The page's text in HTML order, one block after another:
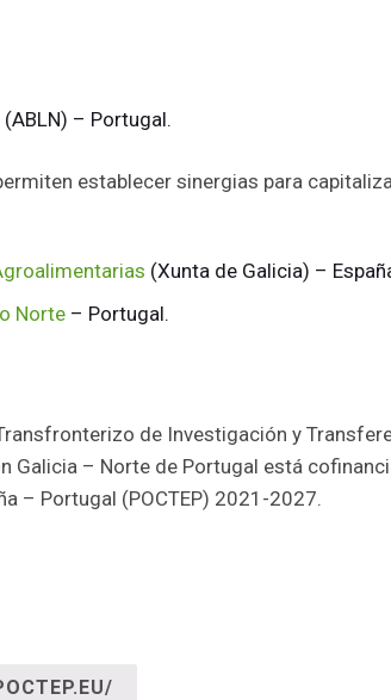
(ABLN) – Portugal.
establecer sinergias para
(Xunta de Galicia) –
Norte – Portugal.
de Investigación y
– Norte de Portugal está
– Portugal (POCTEP) 2021-2027.